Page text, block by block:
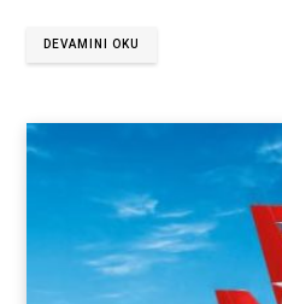
DEVAMINI OKU